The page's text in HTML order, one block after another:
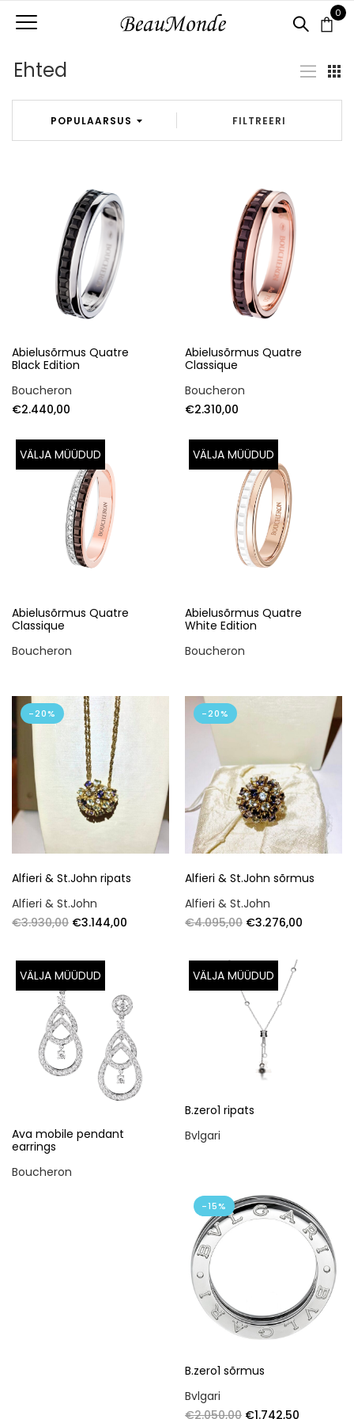
0
Ehted
FILTREERI
Abielusõrmus Quatre
Black Edition
Boucheron
€2.440,00
Abielusõrmus Quatre
Classique
Boucheron
€2.310,00
VÄLJA MÜÜDUD
Abielusõrmus Quatre
Classique
Boucheron
VÄLJA MÜÜDUD
Abielusõrmus Quatre
White Edition
Boucheron
-20%
Alfieri & St.John ripats
Alfieri & St.John
€3.930,00 €3.144,00
-20%
Alfieri & St.John sõrmus
Alfieri & St.John
€4.095,00 €3.276,00
VÄLJA MÜÜDUD
Ava mobile pendant
earrings
Boucheron
VÄLJA MÜÜDUD
B.zero1 ripats
Bvlgari
-15%
B.zero1 sõrmus
Bvlgari
€2.050,00 €1.742,50